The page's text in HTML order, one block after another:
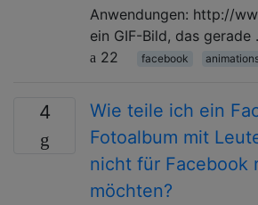
Anwendungen: http://
ein GIF-Bild, das gerade
22
facebook
4
Wie teile ich ein
Fotoalbum mit
nicht für Facebook
möchten?